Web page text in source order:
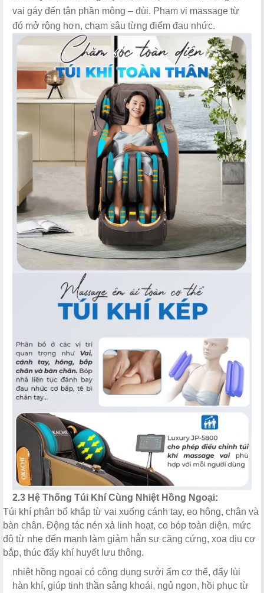
vai gáy đến tận phần mông – đùi. Phạm vi massage từ
đó mở rộng hơn, chạm sâu từng điểm đau nhức.
2.3 Hệ Thống Túi Khí Cùng Nhiệt Hồng Ngoại:
Túi khí phân bổ khắp từ vai xuống cánh tay, eo hông, chân và
bàn chân. Động tác nén xả linh hoạt, co bóp toàn diện, mức
độ từ nhẹ đến mạnh làm giảm hẳn sự căng cứng, xoa dịu cơ
bắp, thúc đẩy khí huyết lưu thông.
nhiệt hồng ngoại có công dụng sưởi ấm cơ thể, đẩy lùi
hàn khí, giúp tinh thần sảng khoái, ngủ ngon, hồi phục từ